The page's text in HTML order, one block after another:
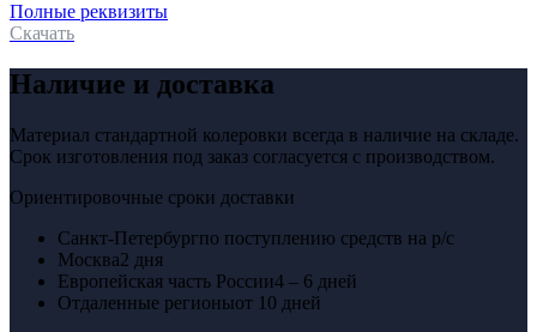
Полные реквизиты
Скачать
Наличие и доставка
Материал стандартной колеровки всегда в наличие на складе.
Срок изготовления под заказ согласуется с производством.
Ориентировочные сроки доставки
Санкт-Петербургпо поступлению средств на р/с
Москва2 дня
Европейская часть России4 – 6 дней
Отдаленные регионыот 10 дней